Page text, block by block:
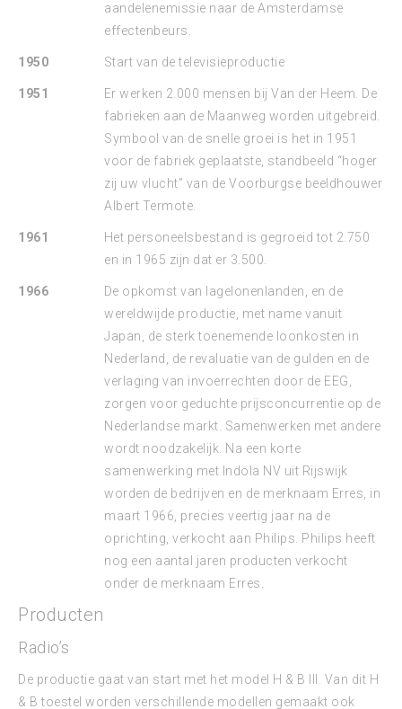
aandelenemissie naar de Amsterdamse
effectenbeurs.
1950 Start van de televisieproductie
1951
Er werken 2.000 mensen bij Van der Heem. De
fabrieken aan de Maanweg worden uitgebreid.
Symbool van de snelle groei is het in 1951
voor de fabriek geplaatste, standbeeld “hoger
zij uw vlucht” van de Voorburgse beeldhouwer
Albert Termote.
1961
Het personeelsbestand is gegroeid tot 2.750
en in 1965 zijn dat er 3.500.
1966
De opkomst van lagelonenlanden, en de
wereldwijde productie, met name vanuit
Japan, de sterk toenemende loonkosten in
Nederland, de revaluatie van de gulden en de
verlaging van invoerrechten door de EEG,
zorgen voor geduchte prijsconcurrentie op de
Nederlandse markt. Samenwerken met andere
wordt noodzakelijk. Na een korte
samenwerking met Indola NV uit Rijswijk
worden de bedrijven en de merknaam Erres, in
maart 1966, precies veertig jaar na de
oprichting, verkocht aan Philips. Philips heeft
nog een aantal jaren producten verkocht
onder de merknaam Erres.
Producten
Radio’s
De productie gaat van start met het model H & B III. Van dit H
& B toestel worden verschillende modellen gemaakt ook